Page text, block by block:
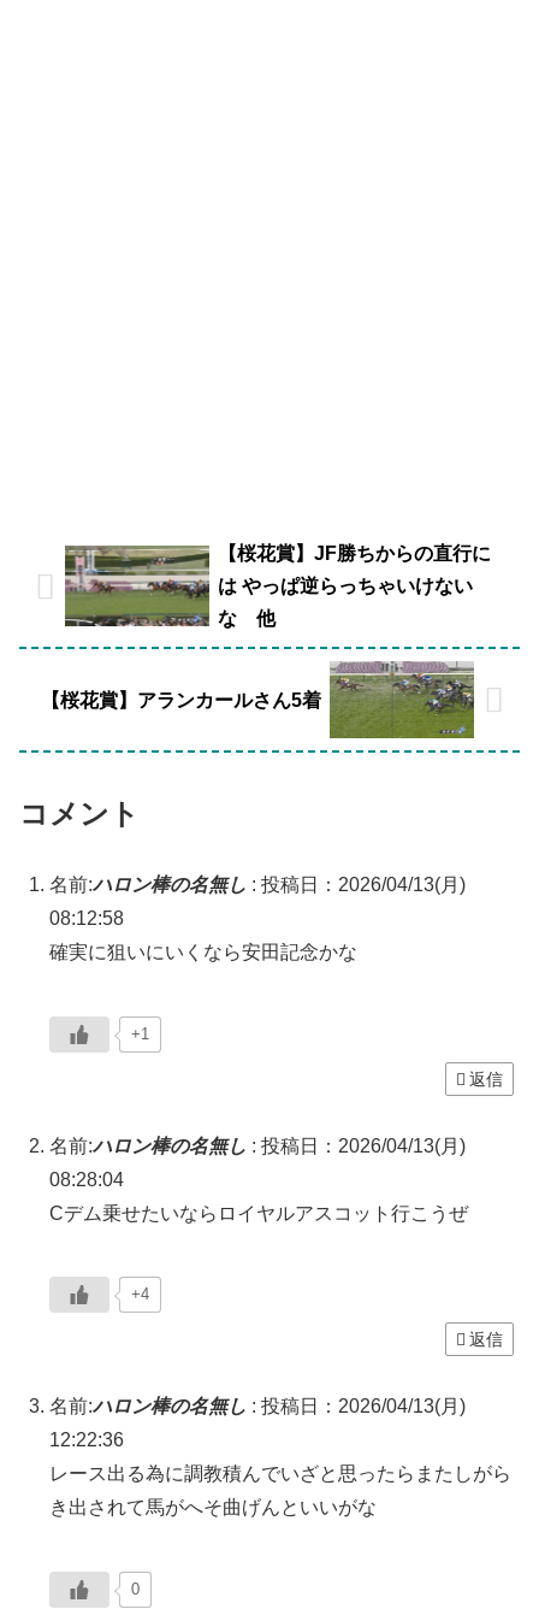
【桜花賞】JF勝ちからの直行に
は やっぱ逆らっちゃいけない
な 他
【桜花賞】アランカールさん5着
コメント
名前:ハロン棒の名無し : 投稿日：2026/04/13(月)
08:12:58
確実に狙いにいくなら安田記念かな
+1
返信
名前:ハロン棒の名無し : 投稿日：2026/04/13(月)
08:28:04
Cデム乗せたいならロイヤルアスコット行こうぜ
+4
返信
名前:ハロン棒の名無し : 投稿日：2026/04/13(月)
12:22:36
レース出る為に調教積んでいざと思ったらまたしがら
き出されて馬がへそ曲げんといいがな
0